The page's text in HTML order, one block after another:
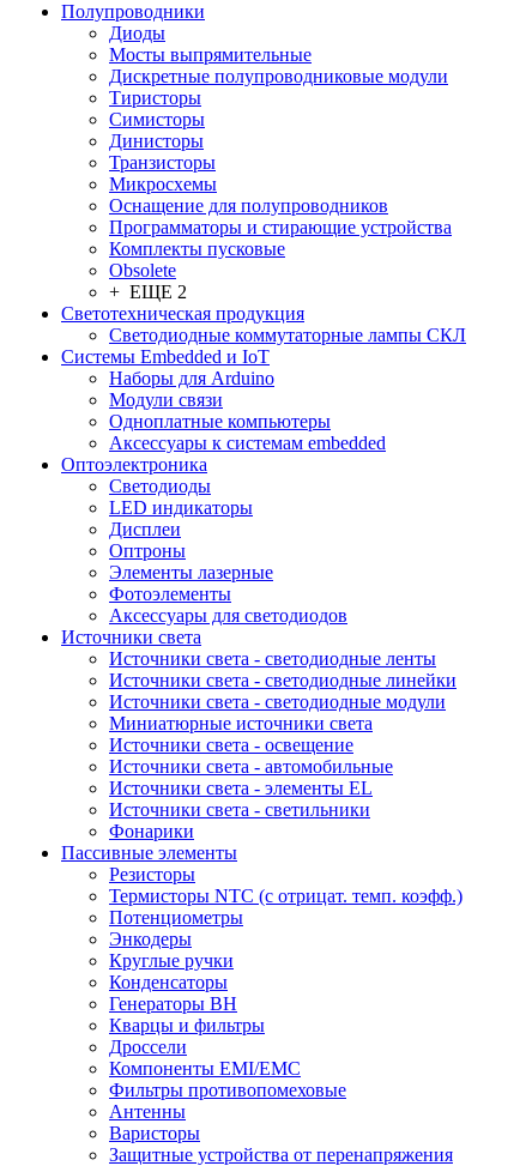
Полупроводники
Диоды
Мосты выпрямительные
Дискретные полупроводниковые модули
Тиристоры
Симисторы
Динисторы
Транзисторы
Микросхемы
Оснащение для полупроводников
Программаторы и стирающие устройства
Комплекты пусковые
Obsolete
+ ЕЩЕ 2
Светотехническая продукция
Светодиодные коммутаторные лампы СКЛ
Системы Embedded и IoT
Наборы для Arduino
Модули связи
Одноплатные компьютеры
Аксессуары к системам embedded
Oптоэлектроника
Светодиоды
LED индикаторы
Дисплеи
Оптроны
Элементы лазерные
Фотоэлементы
Аксессуары для светодиодов
Источники света
Источники света - светодиодные ленты
Источники света - светодиодные линейки
Источники света - светодиодные модули
Миниатюрные источники света
Источники света - освещение
Источники света - автомобильные
Источники света - элементы EL
Источники света - светильники
Фонарики
Пассивные элементы
Резисторы
Термисторы NTC (с отрицат. темп. коэфф.)
Потенциометры
Энкодеры
Круглые ручки
Конденсаторы
Генераторы ВН
Кварцы и фильтры
Дроссели
Компоненты EMI/EMC
Фильтры противопомеховые
Антенны
Варисторы
Защитные устройства от перенапряжения